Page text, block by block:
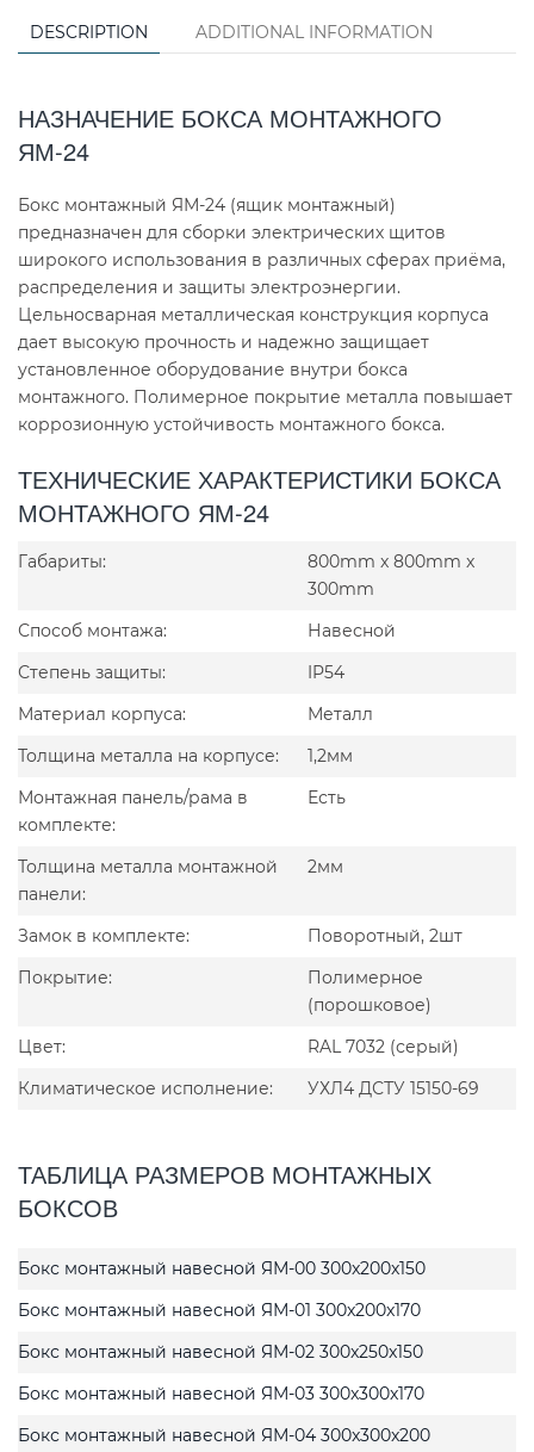
DESCRIPTION ADDITIONAL INFORMATION
НАЗНАЧЕНИЕ БОКСА МОНТАЖНОГО
ЯМ-24
Бокс монтажный ЯМ-24 (ящик монтажный)
предназначен для сборки электрических щитов
широкого использования в различных сферах приёма,
распределения и защиты электроэнергии.
Цельносварная металлическая конструкция корпуса
дает высокую прочность и надежно защищает
установленное оборудование внутри бокса
монтажного. Полимерное покрытие металла повышает
коррозионную устойчивость монтажного бокса.
ТЕХНИЧЕСКИЕ ХАРАКТЕРИСТИКИ БОКСА
МОНТАЖНОГО ЯМ-24
Габариты:
800mm x 800mm x
300mm
Способ монтажа:
Навесной
Степень защиты:
IP54
Материал корпуса:
Металл
Толщина металла на корпусе:
1,2мм
Монтажная панель/рама в
комплекте:
Есть
Толщина металла монтажной
панели:
2мм
Замок в комплекте:
Поворотный, 2шт
Покрытие:
Полимерное
(порошковое)
Цвет:
RAL 7032 (серый)
Климатическое исполнение:
УХЛ4 ДСТУ 15150-69
ТАБЛИЦА РАЗМЕРОВ МОНТАЖНЫХ
БОКСОВ
Бокс монтажный навесной ЯМ-00 300x200x150
Бокс монтажный навесной ЯМ-01 300x200x170
Бокс монтажный навесной ЯМ-02 300x250x150
Бокс монтажный навесной ЯМ-03 300x300x170
Бокс монтажный навесной ЯМ-04 300x300x200